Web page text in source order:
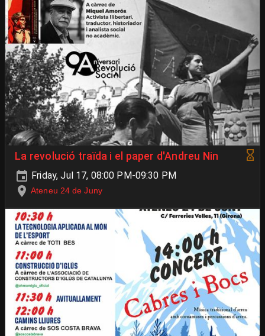
La revolució traïda i el paper d'Andreu Nin
Friday, Jul 17, 08:00 PM-09:30 PM
Ateneu 24 de Juny